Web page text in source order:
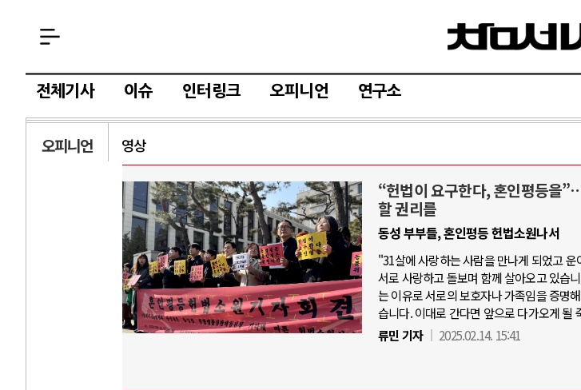
전체기사 이슈 인터링크 오피니언 연구소
오피니언 영상
“헌법이 요구한다, 혼인평등을
할 권리를
동성 부부들, 혼인평등 헌법소원나서
"31살에 사랑하는 사람을 만나게 되었고
서로 사랑하고 돌보며 함께 살아오고 있습
는 이유로 서로의 보호자나 가족임을 증명
습니다. 이대로 간다면 앞으로 다가오게 될
류민 기자
2025.02.14. 15:41
AI와 인간
중국 AI, 저가 공세로 글로벌 토큰 시..
AI 국부펀드 구상 놓고 미국 진보진영 ..
AI 데이터센터 반대 투쟁은 새로운 글로..
AI의 숨은 환경 비용: 데이터센터 확산..
러시아-우크라이나 전쟁
전쟁의 추상화: 우크라이나, 대리전의 역..
EU·우크라이나 드론 협력 직후, 러시아..
나토, 우크라 군사지원 2027년까지 공..
우크라이나, 덴마크, 에스토니아, 네덜란..
러·우크라, 대규모 공습 주고받아…민간 ..
호르무
이란, 호
트럼프,